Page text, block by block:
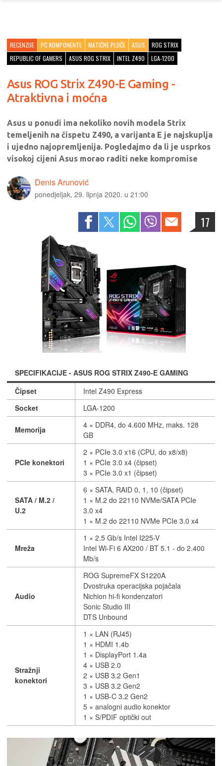
RECENZIJE PC KOMPONENTE MATIČNE PLOČE ASUS
ROG STRIX
REPUBLIC OF GAMERS
ASUS ROG STRIX INTEL Z490 LGA-1200
Asus ROG Strix Z490-E Gaming -
Atraktivna i moćna
Asus u ponudi ima nekoliko novih modela Strix
temeljenih na čispetu Z490, a varijanta E je najskuplja
i ujedno najopremljenija. Pogledajmo da li je usprkos
visokoj cijeni Asus morao raditi neke kompromise
Denis Arunović
ponedjeljak, 29. lipnja 2020. u 21:00
17
SPECIFIKACIJE - ASUS ROG STRIX Z490-E GAMING
Čipset
Intel Z490 Express
Socket
LGA-1200
Memorija
4 × DDR4, do 4.600 MHz, maks. 128
GB
PCIe konektori
2 × PCIe 3.0 x16 (CPU, do x8/x8)
1 × PCIe 3.0 x4 (čipset)
3 × PCIe 3.0 x1 (čipset)
SATA / M.2 /
U.2
6 × SATA, RAID 0, 1, 10 (čipset)
1 × M.2 do 22110 NVMe/SATA PCIe
3.0 x4
1 × M.2 do 22110 NVMe PCIe 3.0 x4
Mreža
1 × 2.5 Gb/s Intel I225-V
Intel Wi-Fi 6 AX200 / BT 5.1 - do 2.400
Mb/s
Audio
ROG SupremeFX S1220A
Dvostruka operacijska pojačala
Nichion hi-fi kondenzatori
Sonic Studio III
DTS Unbound
Stražnji
konektori
1 × LAN (RJ45)
1 × HDMI 1.4b
1 × DisplayPort 1.4a
4 × USB 2.0
2 × USB 3.2 Gen1
3 × USB 3.2 Gen2
1 × USB-C 3.2 Gen2
5 × analogni audio konektor
1 × S/PDIF optički out